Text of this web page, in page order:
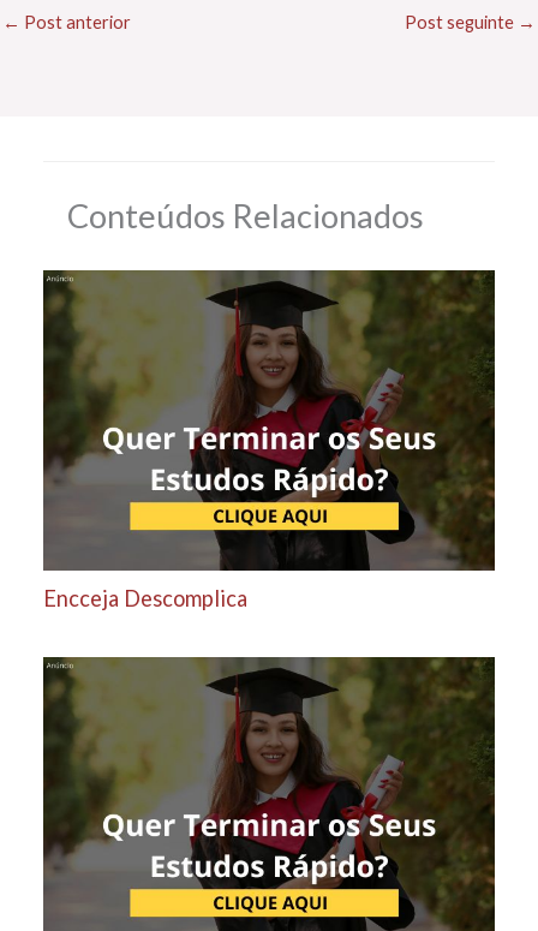
← Post anterior Post seguinte →
Conteúdos Relacionados
Encceja Descomplica